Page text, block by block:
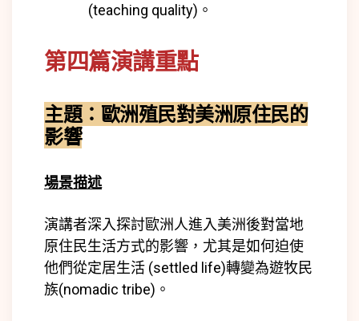
(teaching quality) 。
第四篇演講重點
主題：歐洲殖民對美洲原住民的
影響
場景描述
演講者深入探討歐洲人進入美洲後對當地
原住民生活方式的影響，尤其是如何迫使
他們從定居生活 (settled life)轉變為遊牧民
族(nomadic tribe) 。